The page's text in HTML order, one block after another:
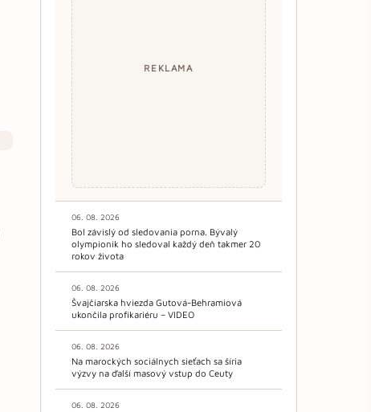
REKLAMA
06. 08. 2026
Bol závislý od sledovania porna. Bývalý
olympionik ho sledoval každý deň takmer 20
rokov života
06. 08. 2026
Švajčiarska hviezda Gutová-Behramiová
ukončila profikariéru – VIDEO
06. 08. 2026
Na marockých sociálnych sieťach sa šíria
výzvy na ďalší masový vstup do Ceuty
06. 08. 2026